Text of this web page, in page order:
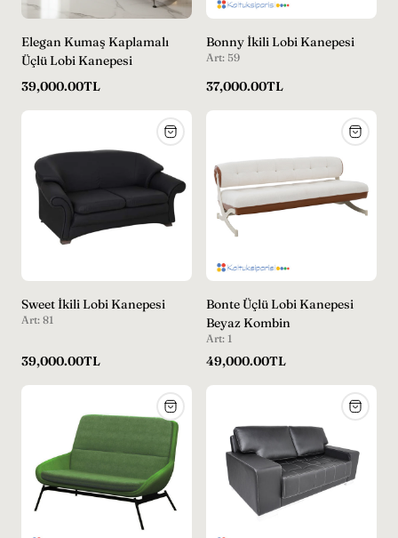
Elegan Kumaş Kaplamalı
Üçlü Lobi Kanepesi
Normal
39,000.00TL
Bonny İkili Lobi Kanepesi
Art: 59
Normal
37,000.00TL
Sweet İkili Lobi Kanepesi
Art: 81
Normal
39,000.00TL
Bonte Üçlü Lobi Kanepesi
Beyaz Kombin
Art: 1
Normal
49,000.00TL